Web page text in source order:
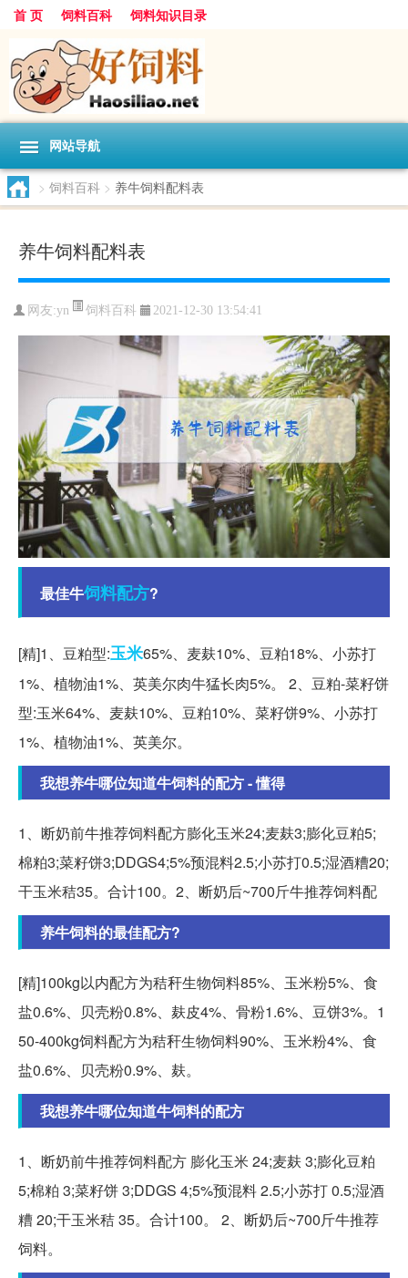
首 页 饲料百科 饲料知识目录
网站导航
> 饲料百科 > 养牛饲料配料表
养牛饲料配料表
网友:yn 饲料百科 2021-12-30 13:54:41
最佳牛饲料配方?
[精]1、豆粕型:玉米65%、麦麸10%、豆粕18%、小苏打
1%、植物油1%、英美尔肉牛猛长肉5%。 2、豆粕-菜籽饼
型:玉米64%、麦麸10%、豆粕10%、菜籽饼9%、小苏打
1%、植物油1%、英美尔。
我想养牛哪位知道牛饲料的配方 - 懂得
1、断奶前牛推荐饲料配方膨化玉米24;麦麸3;膨化豆粕5;
棉粕3;菜籽饼3;DDGS4;5%预混料2.5;小苏打0.5;湿酒糟20;
干玉米秸35。合计100。2、断奶后~700斤牛推荐饲料配
养牛饲料的最佳配方?
[精]100kg以内配方为秸秆生物饲料85%、玉米粉5%、食
盐0.6%、贝壳粉0.8%、麸皮4%、骨粉1.6%、豆饼3%。1
50-400kg饲料配方为秸秆生物饲料90%、玉米粉4%、食
盐0.6%、贝壳粉0.9%、麸。
我想养牛哪位知道牛饲料的配方
1、断奶前牛推荐饲料配方 膨化玉米 24;麦麸 3;膨化豆粕
5;棉粕 3;菜籽饼 3;DDGS 4;5%预混料 2.5;小苏打 0.5;湿酒
糟 20;干玉米秸 35。合计100。 2、断奶后~700斤牛推荐
饲料。